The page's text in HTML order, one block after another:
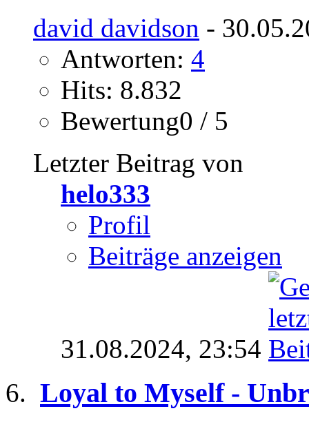
david davidson -
Antworten: 4
Hits: 8.832
Bewertung0 / 5
Letzter Beitrag von
helo333
Profil
Beiträge anzeigen
31.08.2024, 23:54
Loyal to Myself -